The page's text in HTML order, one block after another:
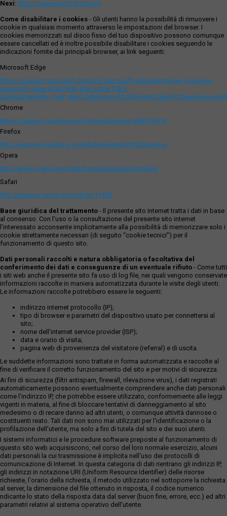
Nexi: https://www.nexi.it/it/privacy
Come disabilitare i cookies - Gli utenti hanno la possibilità di rimuovere i
cookie in qualsiasi momento attraverso le impostazioni del browser. I
cookies memorizzati sul disco fisso del tuo dispositivo possono comunque
essere cancellati ed è inoltre possibile disabilitare i cookies seguendo le
indicazioni fornite dai principali browser, ai link seguenti:
Microsoft Edge
https://support.microsoft.com/it-it/microsoft-edge/eliminare-i-cookie-in-
microsoft-edge-63947406-40ac-c3b8-57b9-
Chrome
https://support.google.com/chrome/answer/95647?hl=it
Firefox
http://support.mozilla.org/it/kb/Eliminare%20i%20cookie
Opera
http://www.opera.com/help/tutorials/security/privacy/
Safari
http://support.apple.com/kb/ph11920
Base giuridica del trattamento - Il presente sito internet tratta i dati in base
al consenso. Con l'uso o la consultazione del presente sito internet
l’interessato acconsente implicitamente alla possibilità di memorizzare solo i
cookie strettamente necessari (di seguito “cookie tecnici”) per il
funzionamento di questo sito.
Dati personali raccolti e natura obbligatoria o facoltativa del
conferimento dei dati e conseguenze di un eventuale rifiuto - Come tutti
i siti web anche il presente sito fa uso di log file, nei quali vengono conservate
informazioni raccolte in maniera automatizzata durante le visite degli utenti.
Le informazioni raccolte potrebbero essere le seguenti:
indirizzo internet protocollo (IP);
tipo di browser e parametri del dispositivo usato per connettersi al
sito;
nome dell'internet service provider (ISP);
data e orario di visita;
pagina web di provenienza del visitatore (referral) e di uscita.
Le suddette informazioni sono trattate in forma automatizzata e raccolte al
fine di verificare il corretto funzionamento del sito e per motivi di sicurezza.
Ai fini di sicurezza (filtri antispam, firewall, rilevazione virus), i dati registrati
automaticamente possono eventualmente comprendere anche dati personali
come l'indirizzo IP, che potrebbe essere utilizzato, conformemente alle leggi
vigenti in materia, al fine di bloccare tentativi di danneggiamento al sito
medesimo o di recare danno ad altri utenti, o comunque attività dannose o
costituenti reato. Tali dati non sono mai utilizzati per l'identificazione o la
profilazione dell'utente, ma solo a fini di tutela del sito e dei suoi utenti.
I sistemi informatici e le procedure software preposte al funzionamento di
questo sito web acquisiscono, nel corso del loro normale esercizio, alcuni
dati personali la cui trasmissione è implicita nell'uso dei protocolli di
comunicazione di Internet. In questa categoria di dati rientrano gli indirizzi IP,
gli indirizzi in notazione URI (Uniform Resource Identifier) delle risorse
richieste, l'orario della richiesta, il metodo utilizzato nel sottoporre la richiesta
al server, la dimensione del file ottenuto in risposta, il codice numerico
ndicante lo stato della risposta data dal server (buon fine, errore, ecc.) ed altri
parametri relativi al sistema operativo dell'utente.